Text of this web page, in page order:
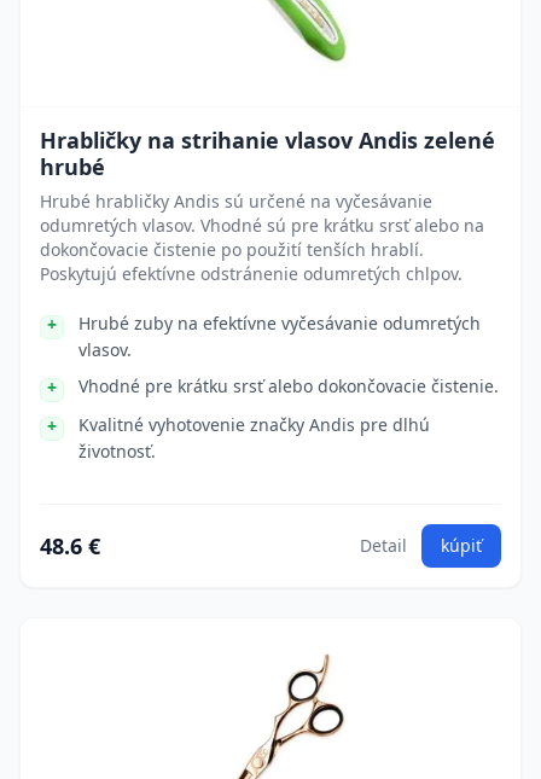
Hrabličky na strihanie vlasov Andis zelené
hrubé
Hrubé hrabličky Andis sú určené na vyčesávanie
odumretých vlasov. Vhodné sú pre krátku srsť alebo na
dokončovacie čistenie po použití tenších hrablí.
Poskytujú efektívne odstránenie odumretých chlpov.
Hrubé zuby na efektívne vyčesávanie odumretých
vlasov.
Vhodné pre krátku srsť alebo dokončovacie čistenie.
Kvalitné vyhotovenie značky Andis pre dlhú
životnosť.
48.6 € Detail kúpiť